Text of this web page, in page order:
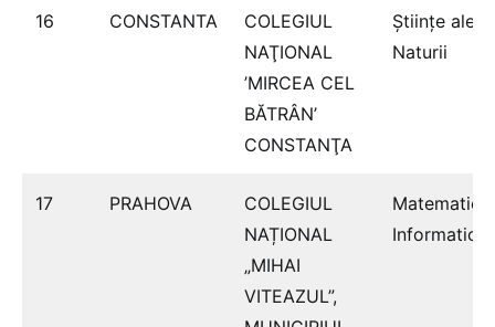
16 CONSTANTA
COLEGIUL
NAŢIONAL
’MIRCEA CEL
BĂTRÂN’
CONSTANŢA
Ştiinţe ale
Naturii
17 PRAHOVA
COLEGIUL
NAȚIONAL
„MIHAI
VITEAZUL”,
Informatică